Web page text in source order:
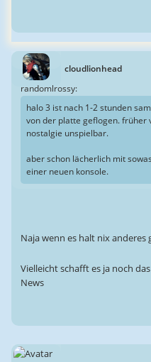
cloudlionhead
randomlrossy:
halo 3 ist nach 1-2 stunden
von der platte geflogen. früher
nostalgie unspielbar.
aber schon lächerlich mit
einer neuen konsole.
Naja wenn es halt nix anderes
Vielleicht schafft es ja noch
News